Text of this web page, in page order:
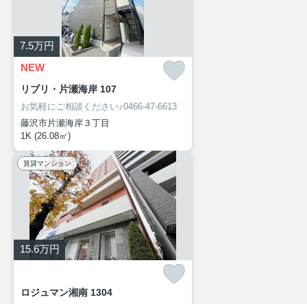
7.5万円
NEW
リブリ・片瀬海岸 107
お気軽にご相談ください♪0466-47-6613
藤沢市片瀬海岸３丁目
1K (26.08㎡)
賃貸マンション
15.6万円
ロジュマン湘南 1304